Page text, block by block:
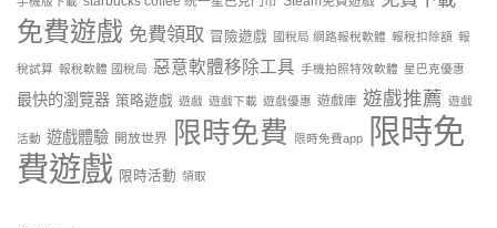
免費遊戲 免費領取 冒險遊戲 國稅局 網路報稅軟體 報稅扣除額 報
稅試算 報稅軟體 國稅局 惡意軟體移除工具 手機拍照特效軟體 星巴克優惠
最快的瀏覽器 策略遊戲 遊戲 遊戲下載 遊戲優惠 遊戲庫 遊戲推薦 遊戲
活動 遊戲體驗 開放世界 限時免費 限時免費app
限時免
費遊戲 限時活動 領取